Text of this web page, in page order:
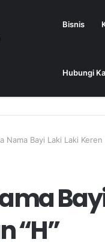
Bisnis
Hubungi
Nama Bayi Laki Laki Keren
“H”